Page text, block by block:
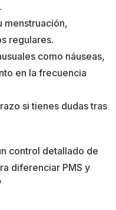
menstruación,
regulares.
como náuseas,
en la frecuencia
si tienes dudas tras
control detallado de
diferenciar PMS y